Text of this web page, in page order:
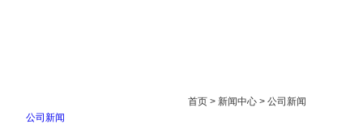
公司新闻
首页 > 新闻中心 > 公司新闻